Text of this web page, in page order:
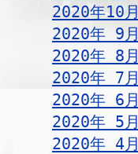
2020年10月
2020年 9月
2020年 8月
2020年 7月
2020年 6月
2020年 5月
2020年 4月